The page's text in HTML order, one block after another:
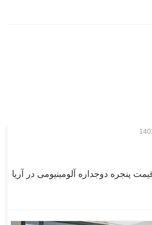
پنجره دوجداره آلومینیومی در آریا